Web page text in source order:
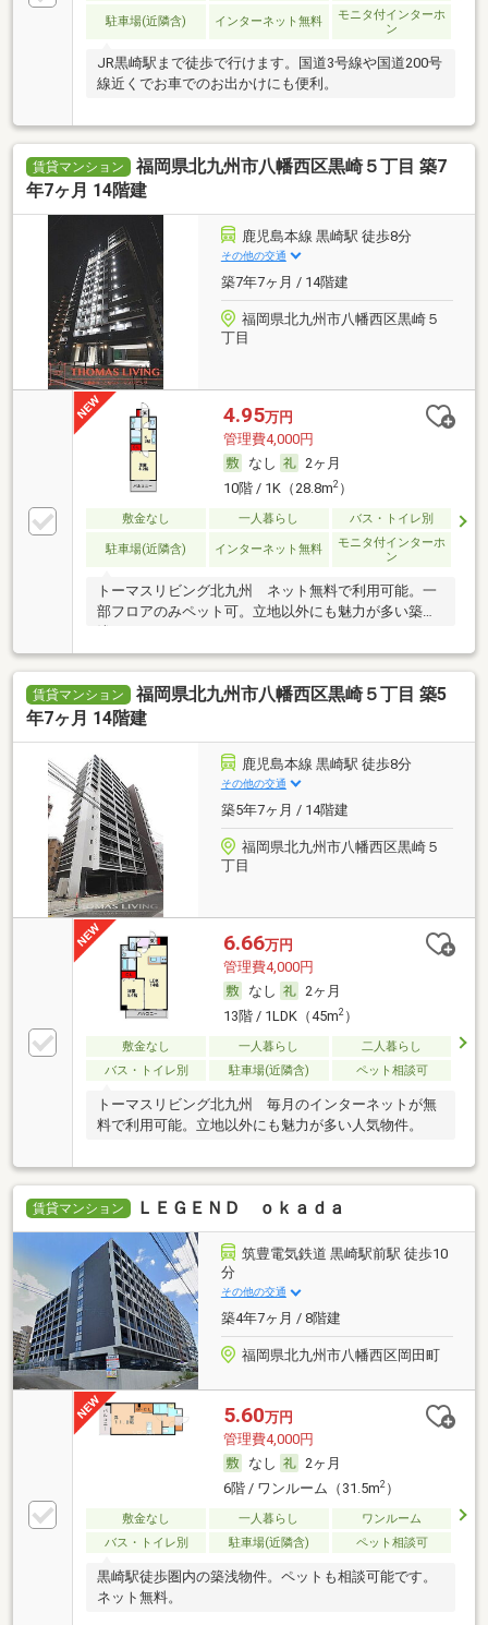
駐車場(近隣含) インターネット無料
モニタ付インターホ
ン
JR黒崎駅まで徒歩で行けます。国道3号線や国道200号
線近くでお車でのお出かけにも便利。
賃貸マンション
福岡県北九州市八幡西区黒崎５丁目 築7
年7ヶ月 14階建
鹿児島本線 黒崎駅 徒歩8分
その他の交通
築7年7ヶ月 / 14階建
福岡県北九州市八幡西区黒崎５
丁目
4.95万円
管理費4,000円
なし
2ヶ月
10階 / 1K（28.8m2）
敷金なし 一人暮らし バス・トイレ別
駐車場(近隣含) インターネット無料
モニタ付インターホ
ン
トーマスリビング北九州 ネット無料で利用可能。一
部フロアのみペット可。立地以外にも魅力が多い築
賃貸マンション
福岡県北九州市八幡西区黒崎５丁目 築5
年7ヶ月 14階建
鹿児島本線 黒崎駅 徒歩8分
その他の交通
築5年7ヶ月 / 14階建
福岡県北九州市八幡西区黒崎５
丁目
6.66万円
管理費4,000円
なし
2ヶ月
13階 / 1LDK（45m2）
敷金なし 一人暮らし
二人暮らし
バス・トイレ別
駐車場(近隣含) ペット相談可
トーマスリビング北九州 毎月のインターネットが無
料で利用可能。立地以外にも魅力が多い人気物件。
賃貸マンション ＬＥＧＥＮＤ ｏｋａｄａ
筑豊電気鉄道 黒崎駅前駅 徒歩10
分
その他の交通
築4年7ヶ月 / 8階建
福岡県北九州市八幡西区岡田町
5.60万円
管理費4,000円
なし
2ヶ月
6階 / ワンルーム（31.5m2）
敷金なし 一人暮らし
ワンルーム
バス・トイレ別
駐車場(近隣含) ペット相談可
黒崎駅徒歩圏内の築浅物件。ペットも相談可能です。
ネット無料。